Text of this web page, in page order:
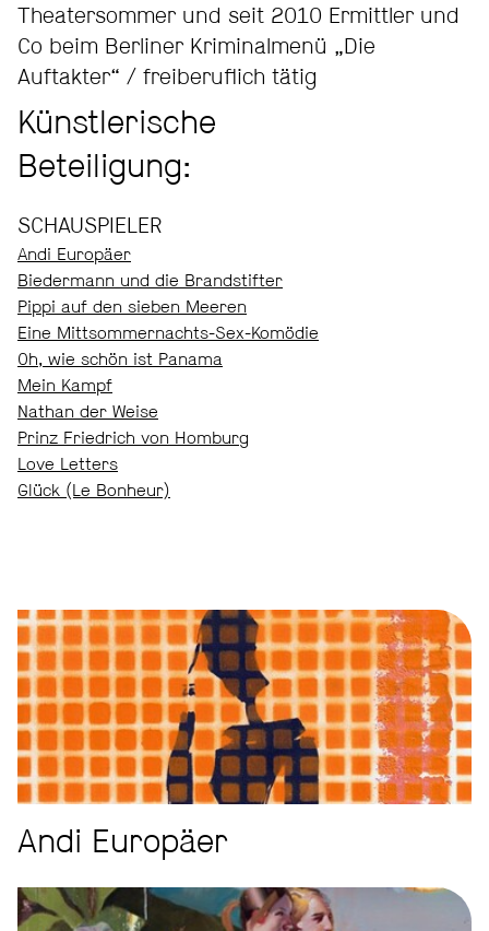
Theatersommer und seit 2010 Ermittler und
Co beim Berliner Kriminalmenü „Die
Auftakter“ / freiberuflich tätig
Künstlerische
Beteiligung:
SCHAUSPIELER
Andi Europäer
Biedermann und die Brandstifter
Pippi auf den sieben Meeren
Eine Mittsommernachts-Sex-Komödie
Oh, wie schön ist Panama
Mein Kampf
Nathan der Weise
Prinz Friedrich von Homburg
Love Letters
Glück (Le Bonheur)
Andi Europäer